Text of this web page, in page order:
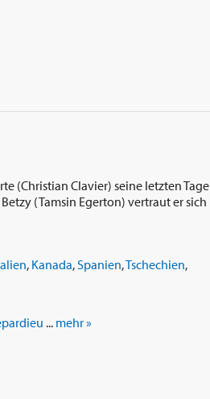
(Christian Clavier) seine letzten Tage
(Tamsin Egerton) vertraut er sich
, Kanada, Spanien,Tschechien,
... mehr »